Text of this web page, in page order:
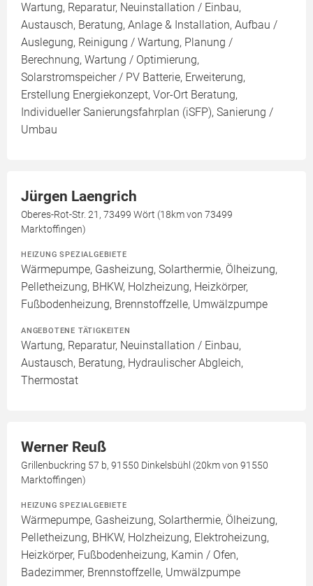
Wartung, Reparatur, Neuinstallation / Einbau,
Austausch, Beratung, Anlage & Installation, Aufbau /
Auslegung, Reinigung / Wartung, Planung /
Berechnung, Wartung / Optimierung,
Solarstromspeicher / PV Batterie, Erweiterung,
Erstellung Energiekonzept, Vor-Ort Beratung,
Individueller Sanierungsfahrplan (iSFP), Sanierung /
Umbau
Jürgen Laengrich
Oberes-Rot-Str. 21, 73499 Wört (18km von 73499
Marktoffingen)
HEIZUNG SPEZIALGEBIETE
Wärmepumpe, Gasheizung, Solarthermie, Ölheizung,
Pelletheizung, BHKW, Holzheizung, Heizkörper,
Fußbodenheizung, Brennstoffzelle, Umwälzpumpe
ANGEBOTENE TÄTIGKEITEN
Wartung, Reparatur, Neuinstallation / Einbau,
Austausch, Beratung, Hydraulischer Abgleich,
Thermostat
Werner Reuß
Grillenbuckring 57 b, 91550 Dinkelsbühl (20km von 91550
Marktoffingen)
HEIZUNG SPEZIALGEBIETE
Wärmepumpe, Gasheizung, Solarthermie, Ölheizung,
Pelletheizung, BHKW, Holzheizung, Elektroheizung,
Heizkörper, Fußbodenheizung, Kamin / Ofen,
Badezimmer, Brennstoffzelle, Umwälzpumpe